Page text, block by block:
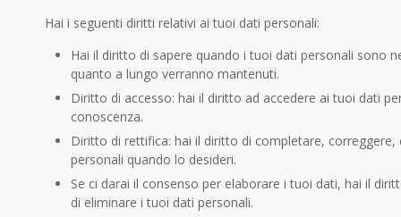
Hai i seguenti diritti relativi ai tuoi dati personali:
Hai il diritto di sapere quando i tuoi dati personali sono
quanto a lungo verranno mantenuti.
Diritto di accesso: hai il diritto ad accedere ai tuoi dati
conoscenza.
Diritto di rettifica: hai il diritto di completare,
personali quando lo desideri.
Se ci darai il consenso per elaborare i tuoi dati, hai il
di eliminare i tuoi dati personali.